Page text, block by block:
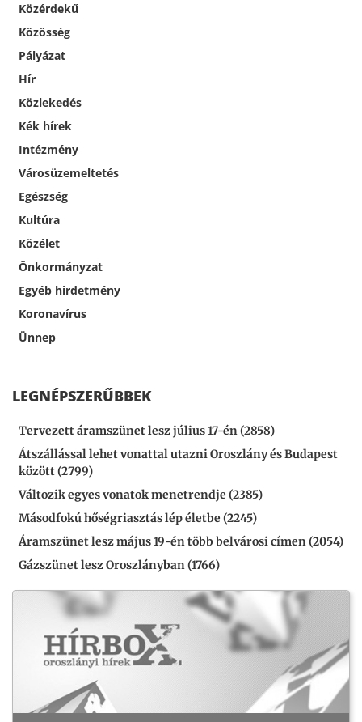
Közérdekű
Közösség
Pályázat
Hír
Közlekedés
Kék hírek
Intézmény
Városüzemeltetés
Egészség
Kultúra
Közélet
Önkormányzat
Egyéb hirdetmény
Koronavírus
Ünnep
LEGNÉPSZERŰBBEK
Tervezett áramszünet lesz július 17-én (2858)
Átszállással lehet vonattal utazni Oroszlány és Budapest
között (2799)
Változik egyes vonatok menetrendje (2385)
Másodfokú hőségriasztás lép életbe (2245)
Áramszünet lesz május 19-én több belvárosi címen (2054)
Gázszünet lesz Oroszlányban (1766)